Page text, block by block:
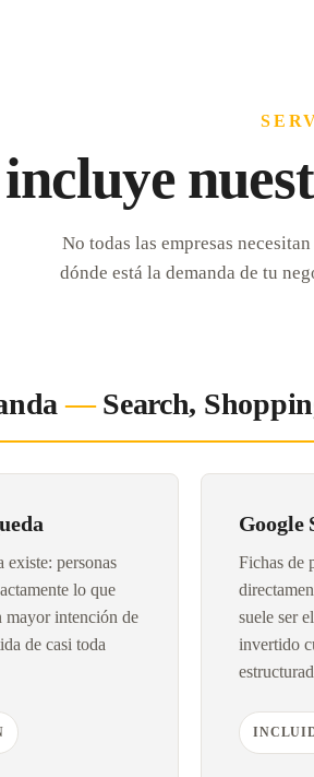
No todas las empresas
dónde está la demanda de tu
—Search,
existe: personas
lo que
mayor intención de
de casi toda
Google
Fichas de
suele ser
invertido